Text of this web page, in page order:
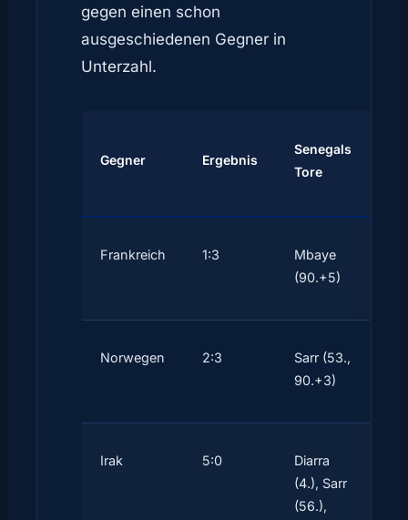
gegen einen schon
ausgeschiedenen Gegner in
Unterzahl.
Gegner Ergebnis
Senegals
Tore
Frankreich 1:3
Mbaye
(90.+5)
Norwegen 2:3
Sarr (53.,
90.+3)
Irak 5:0
Diarra
(4.), Sarr
(56.),